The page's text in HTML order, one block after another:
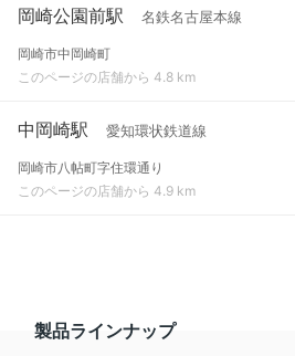
岡崎公園前駅 名鉄名古屋本線
岡崎市中岡崎町
このページの店舗から 4.8 km
中岡崎駅 愛知環状鉄道線
岡崎市八帖町字住環通り
このページの店舗から 4.9 km
製品ラインナップ